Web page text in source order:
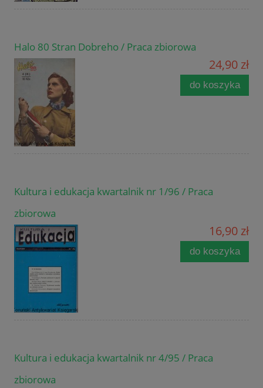
Halo 80 Stran Dobreho / Praca zbiorowa
24,90 zł
do koszyka
Kultura i edukacja kwartalnik nr 1/96 / Praca
zbiorowa
16,90 zł
do koszyka
Kultura i edukacja kwartalnik nr 4/95 / Praca
zbiorowa